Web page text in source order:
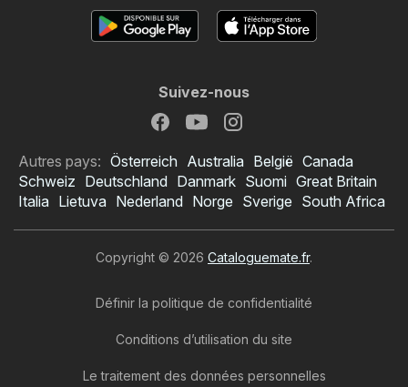
Suivez-nous
Autres pays: Österreich Australia België Canada
Schweiz Deutschland Danmark Suomi Great Britain
Italia Lietuva Nederland Norge Sverige South Africa
Copyright © 2026 Cataloguemate.fr.
Définir la politique de confidentialité
Conditions d’utilisation du site
Le traitement des données personnelles